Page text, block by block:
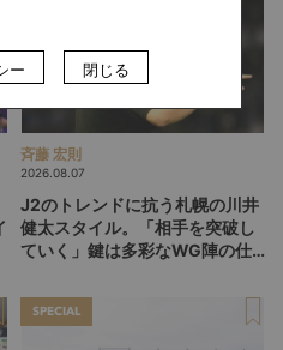
斉藤 宏則
2026.08.07
J2のトレンドに抗う札幌の川井
健太スタイル。「相手を突破し
ていく」鍵は多彩なWG陣の仕
SPECIAL
ー 閉じる